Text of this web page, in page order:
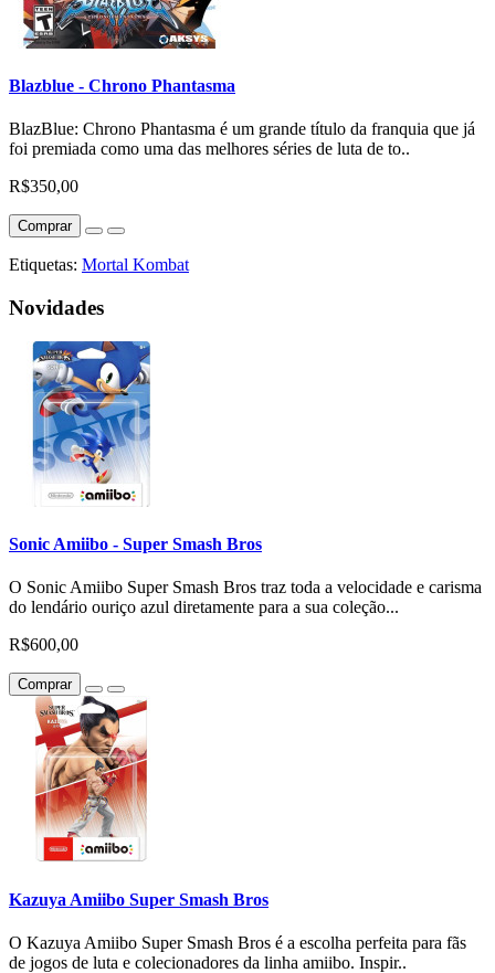
Blazblue - Chrono Phantasma
BlazBlue: Chrono Phantasma é um grande título da franquia que já
foi premiada como uma das melhores séries de luta de to..
R$350,00
Comprar
Etiquetas: Mortal Kombat
Novidades
Sonic Amiibo - Super Smash Bros
O Sonic Amiibo Super Smash Bros traz toda a velocidade e carisma
do lendário ouriço azul diretamente para a sua coleção...
R$600,00
Comprar
Kazuya Amiibo Super Smash Bros
O Kazuya Amiibo Super Smash Bros é a escolha perfeita para fãs
de jogos de luta e colecionadores da linha amiibo. Inspir..